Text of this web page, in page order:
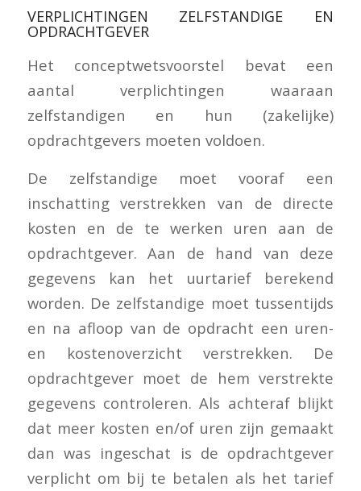
VERPLICHTINGEN ZELFSTANDIGE EN
OPDRACHTGEVER
Het conceptwetsvoorstel bevat een
aantal verplichtingen waaraan
zelfstandigen en hun (zakelijke)
opdrachtgevers moeten voldoen.
De zelfstandige moet vooraf een
inschatting verstrekken van de directe
kosten en de te werken uren aan de
opdrachtgever. Aan de hand van deze
gegevens kan het uurtarief berekend
worden. De zelfstandige moet tussentijds
en na afloop van de opdracht een uren-
en kostenoverzicht verstrekken. De
opdrachtgever moet de hem verstrekte
gegevens controleren. Als achteraf blijkt
dat meer kosten en/of uren zijn gemaakt
dan was ingeschat is de opdrachtgever
verplicht om bij te betalen als het tarief